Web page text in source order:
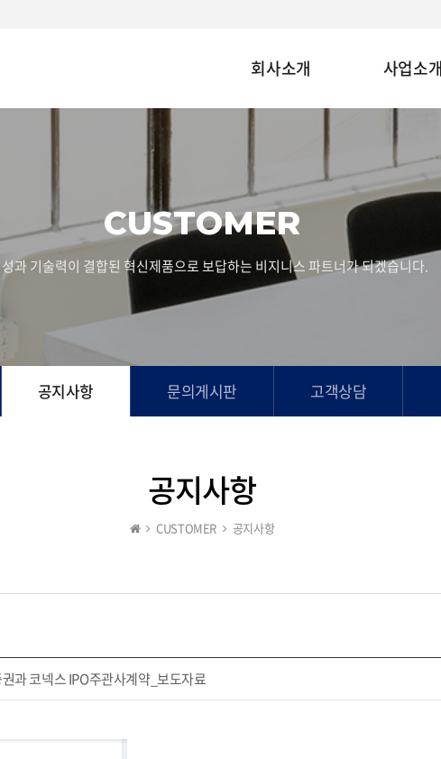
회사소개 사업소개
CUSTOMER
과 기술력이 결합된 혁신제품으로 보답하는 비지니스 파트너가 되겠습니다.
공지사항 문의게시판 고객상담
공지사항
CUSTOMER 공지사항
과 코넥스 IPO주관사계약_보도자료